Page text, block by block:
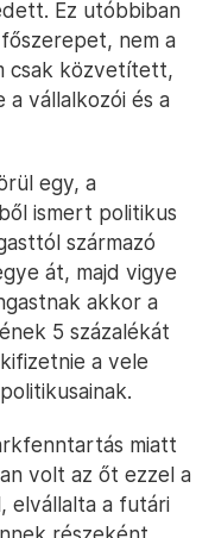
Ez utóbbiban
nem a
csak közvetített,
vállalkozói és a
egy, a
ismert politikus
származó
át, majd vigye
akkor a
5 százalékát
a vele
miatt
volt az őt ezzel a
elvállalta a futári